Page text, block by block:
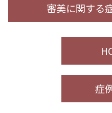
審美に関する
症